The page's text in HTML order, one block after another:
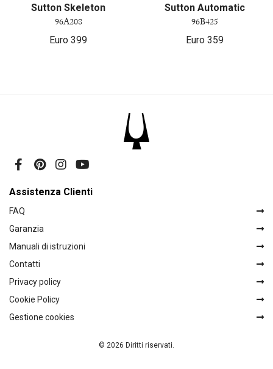
Sutton Skeleton
96A208
Euro 399
Sutton Automatic
96B425
Euro 359
Assistenza Clienti
FAQ
Garanzia
Manuali di istruzioni
Contatti
Privacy policy
Cookie Policy
Gestione cookies
© 2026 Diritti riservati.